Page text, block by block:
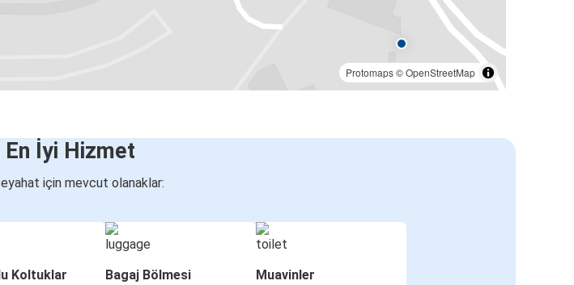
Protomaps©OpenStreetMap
İyi Hizmet
için mevcut olanaklar:
Koltuklar Bagaj Bölmesi Muavinler